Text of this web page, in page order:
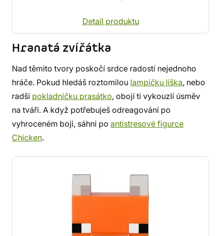
Detail produktu
Hranatá zvířátka
Nad těmito tvory poskočí srdce radostí nejednoho
hráče. Pokud hledáš roztomilou lampičku liška, nebo
radši pokladničku prasátko, obojí ti vykouzlí úsměv
na tváři. A když potřebuješ odreagování po
vyhroceném boji, sáhni po antistresové figurce
Chicken.